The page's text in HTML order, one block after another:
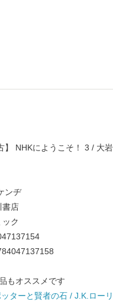
】 NHKにようこそ！ 3 / 大
ンヂ
書店
ク
もオススメです
ターと賢者の石 / J.K.ロー